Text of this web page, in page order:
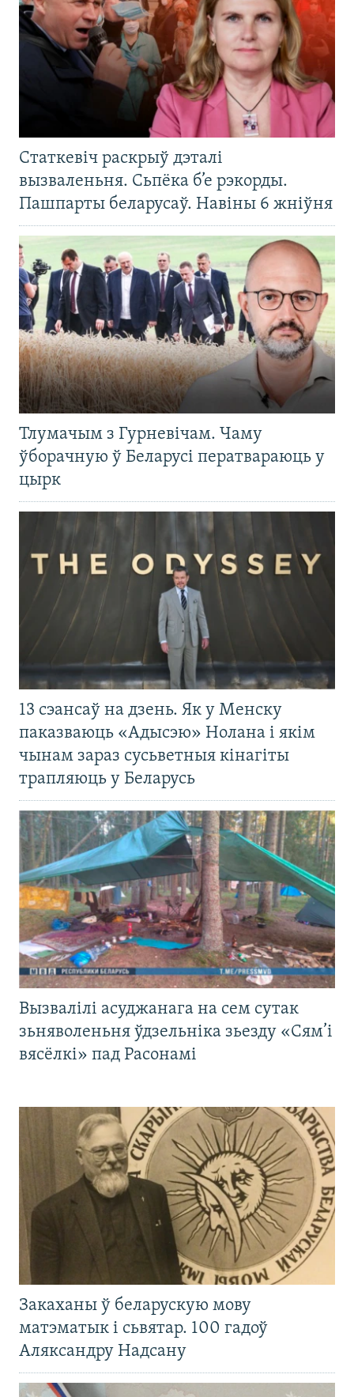
Статкевіч раскрыў дэталі
вызваленьня. Сьпёка б’е рэкорды.
Пашпарты беларусаў. Навіны 6 жніўня
Тлумачым з Гурневічам. Чаму
ўборачную ў Беларусі ператвараюць у
цырк
13 сэансаў на дзень. Як у Менску
паказваюць «Адысэю» Нолана і якім
чынам зараз сусьветныя кінагіты
трапляюць у Беларусь
Вызвалілі асуджанага на сем сутак
зьняволеньня ўдзельніка зьезду «Сям’і
вясёлкі» пад Расонамі
Закаханы ў беларускую мову
матэматык і сьвятар. 100 гадоў
Аляксандру Надсану